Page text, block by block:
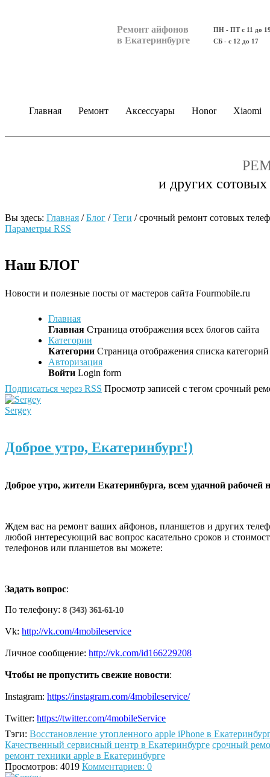
Ремонт айфонов
в Екатеринбурге
ПН - ПТ с 11 до
СБ - с 12 до 17
Главная Ремонт Аксессуары Honor Xiaomi
и других
Вы здесь: Главная /Блог /Теги /срочный ремонт сотовых
Параметры RSS
Наш БЛОГ
Новости и полезные посты от мастеров сайта Fourmobile.ru
Главная
Главная Страница отображения всех блогов сайта
Категории
Категории Страница отображения списка
Авторизация
Войти Login form
Подписаться через RSS Просмотр записей с тегом срочный
Sergey
Доброе утро, Екатеринбург!)
Доброе утро, жители Екатеринбурга, всем удачной рабочей
Ждем вас на ремонт ваших айфонов, планшетов и других
любой интересующий вас вопрос касательно сроков и
телефонов или планшетов вы можете:
Задать вопрос:
По телефону: 8 (343) 361-61-10
Vk: http://vk.com/4mobileservice
Личное сообщение: http://vk.com/id166229208
Чтобы не пропустить свежие новости:
Instagram: https://instagram.com/4mobileservice/
Twitter: https://twitter.com/4mobileService
Тэги: Восстановление утопленного apple iPhone в
Качественный сервисный центр в Екатеринбурге срочный
ремонт техники apple в Екатеринбурге
Просмотров: 4019 Комментариев: 0